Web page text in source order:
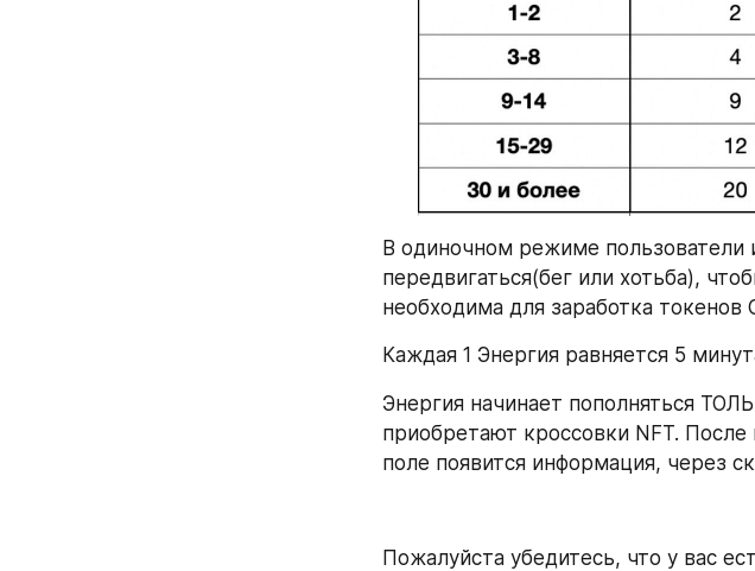
В одиночном режиме
передвигаться(бег или хотьба),
необходима для заработка токенов
Каждая 1 Энергия равняется 5
Энергия начинает пополняться
приобретают кроссовки NFT.
поле появится информация, через
Пожалуйста убедитесь, что у вас